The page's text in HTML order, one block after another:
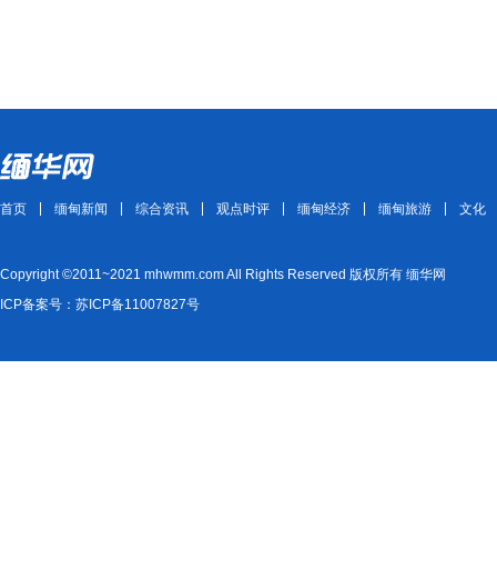
首页 缅甸新闻 综合资讯 观点时评 缅甸经济 缅甸旅游 文化
Copyright ©2011~2021 mhwmm.com All Rights Reserved 版权所有 缅华网
ICP备案号：苏ICP备11007827号